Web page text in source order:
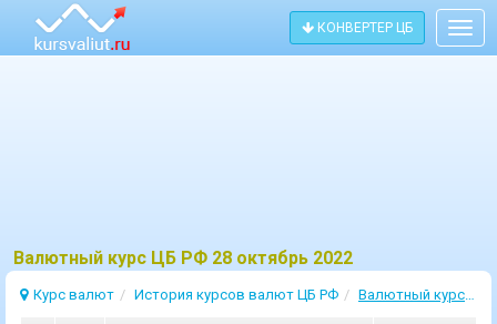
КОНВЕРТЕР ЦБ
Bалютный курс ЦБ РФ 28 октябрь 2022
Курс валют История курсов валют ЦБ РФ Валютный курс 28 Октябрь 2022